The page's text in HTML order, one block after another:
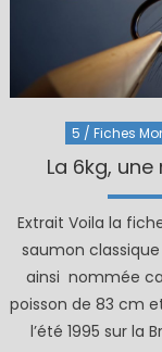
5 / Fiches
La 6kg,
Extrait Voila la
saumon
ainsi nommée
poisson de 83 cm
l’été 1995 sur la